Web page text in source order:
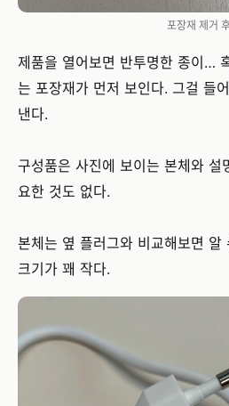
포장재 제거
제품을 열어보면 반투명한 종이…
는 포장재가 먼저 보인다. 그걸 들
낸다.
구성품은 사진에 보이는 본체와 설
요한 것도 없다.
본체는 옆 플러그와 비교해보면 알
크기가 꽤 작다.